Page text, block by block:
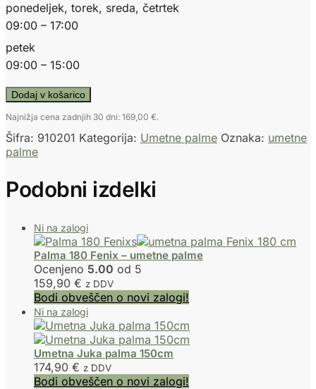
ponedeljek, torek, sreda, četrtek
09:00 – 17:00
petek
09:00 – 15:00
Dodaj v košarico
Najnižja cena zadnjih 30 dni: 169,00 €.
Šifra: 910201 Kategorija: Umetne palme Oznaka: umetne
palme
Podobni izdelki
Palma 180 Fenix – umetne palme
Ocenjeno 5.00 od 5
159,90 € z DDV
Bodi obveščen o novi zalogi!
Umetna Juka palma 150cm
174,90 € z DDV
Bodi obveščen o novi zalogi!